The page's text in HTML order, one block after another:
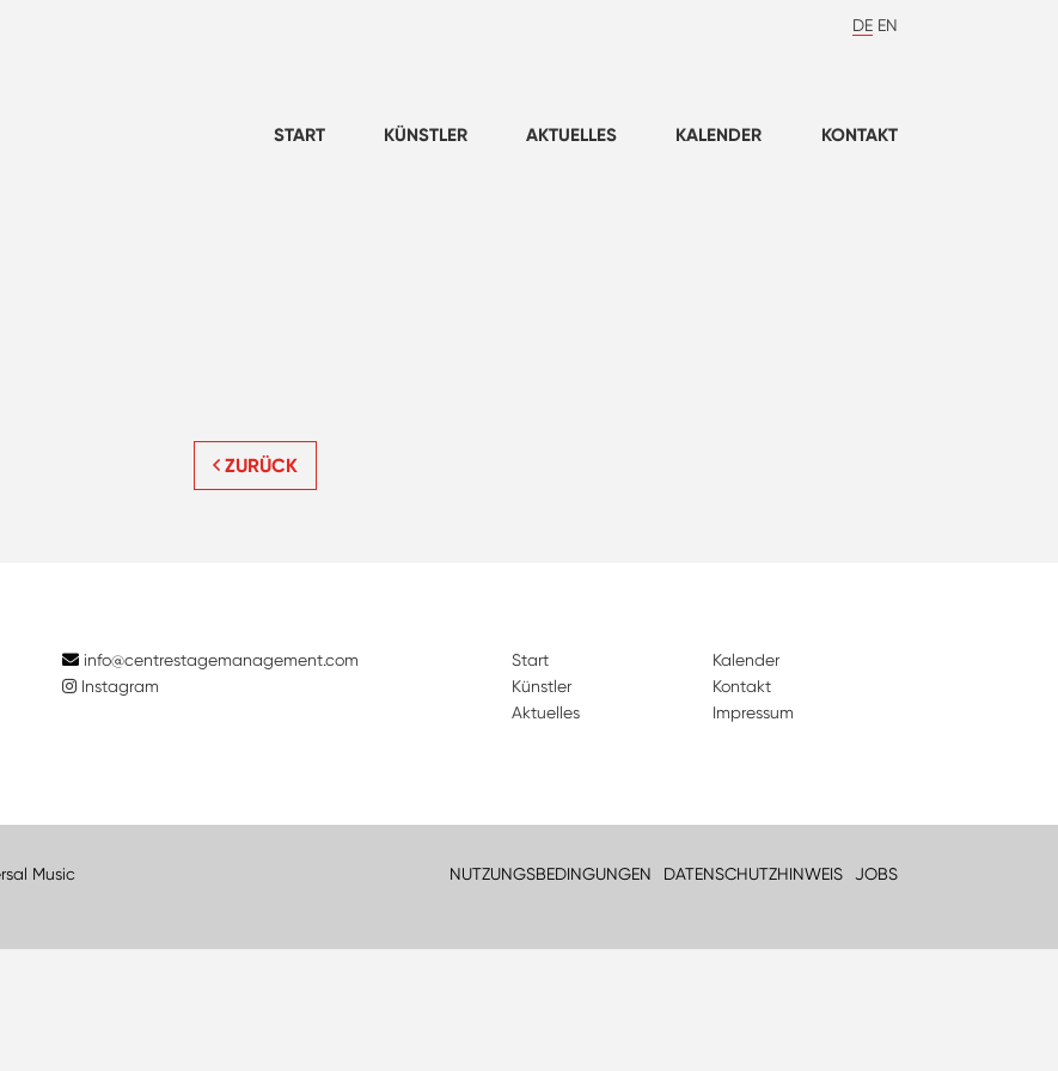
DE EN
START KÜNSTLER AKTUELLES KALENDER KONTAKT
ZURÜCK
info@centrestagemanagement.com
Instagram
Start
Künstler
Aktuelles
Kalender
Kontakt
Impressum
Music
NUTZUNGSBEDINGUNGEN DATENSCHUTZHINWEIS JOBS